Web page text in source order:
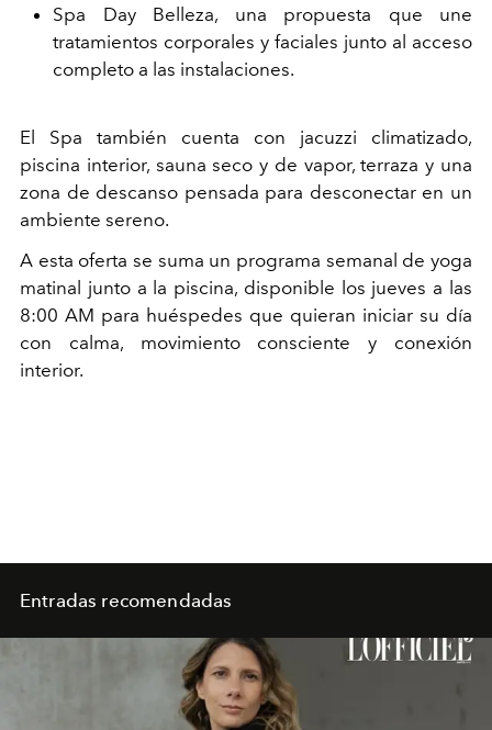
Spa Day Belleza, una propuesta que une
tratamientos corporales y faciales junto al acceso
completo a las instalaciones.
El Spa también cuenta con jacuzzi climatizado,
piscina interior, sauna seco y de vapor, terraza y una
zona de descanso pensada para desconectar en un
ambiente sereno.
A esta oferta se suma un programa semanal de yoga
matinal junto a la piscina, disponible los jueves a las
8:00 AM para huéspedes que quieran iniciar su día
con calma, movimiento consciente y conexión
interior.
Entradas recomendadas